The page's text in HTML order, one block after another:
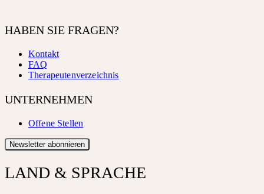
HABEN SIE FRAGEN?
Kontakt
FAQ
Therapeutenverzeichnis
UNTERNEHMEN
Offene Stellen
Newsletter abonnieren
LAND & SPRACHE